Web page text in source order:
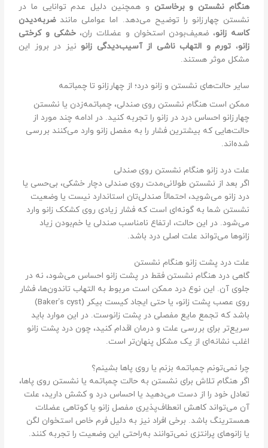
هنگام نشستن و برخاستن و همچنین دلیل عدم توانایی ما در
نشستن چهار‌زانو را توضیح می‌دهد. اما عواملی مانندضربه‌دیدن
کاسه زانو، ضعیف‌بودن استخوان و عضلات ران،خشکی و کرختی
زانو، تورم و التهاب ناشی از آسیب‌دیدگی زانو نیز در بروز این
مشکل موثر هستند.
سایر حالت‌های نشستن و زانو درد؛ از چهارزانو تا چمباتمه
ممکن است هنگام نشستن روی صندلی، چمباتمه‌زدن یا نشستن
چهارزانو احساس درد در زانو را تجربه کنید. در ادامه چند مورد از
حالت‌هایی که بیشترین فشار را به مفصل زانو وارد می‌کنند بررسی
شده‌اند.
علت درد زانو هنگام نشستن روی صندلی
اگر بعد از نشستن طولانی‌مدت روی صندلی دچار خشکی، بی‌حسی یا
درد زانو می‌شوید، احتمالاً صندلی‌تان استاندارد نیست یا وضعیت
نشستن شما به گونه‌ای است که فشار زیادی روی کشکک زانو وارد
می‌شود. در این حالت، ارتفاع نامناسب صندلی یا خم‌بودن زیاد
زانوها می‌تواند علت اصلی درد باشد.
علت درد پشت زانو هنگام نشستن
گاهی درد هنگام نشستن فقط در پشت زانو احساس می‌شود، نه در
جلوی آن. این نوع درد ممکن است مربوط به التهاب تاندون‌ها، فشار
روی عصب پشت زانو، یا حتی ایجاد کیست بیکر (Baker’s cyst)
باشد که تجمع مایع مفصلی در پشت زانوست. در این موارد باید
سریع‌تر برای بررسی علت و درمان اقدام کنید، چون درد پشت زانو
اغلب نشانه‌ای از یک مشکل پنهان‌تر است.
چرا نمی‌تونم چمباتمه بزنم یا روی پاها بشینم؟
اگر هنگام تلاش برای نشستن به حالت چمباتمه یا نشستن روی پاها،
تعادل خود را از دست می‌دهید یا احساس درد و کشش دارید، علت
آن می‌تواند کاهش انعطاف‌پذیری مفصل زانو یا کوتاهی عضلات
همسترینگ باشد. برخی افراد نیز به دلیل فرم خاص استخوان لگن
یا زانوهای پرانتزی نمی‌توانند به‌راحتی این وضعیت را تجربه کنند.